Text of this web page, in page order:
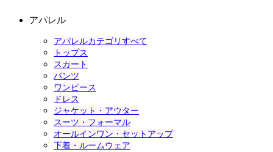
アパレル
アパレルカテゴリすべて
トップス
スカート
パンツ
ワンピース
ドレス
ジャケット・アウター
スーツ・フォーマル
オールインワン・セットアップ
下着・ルームウェア